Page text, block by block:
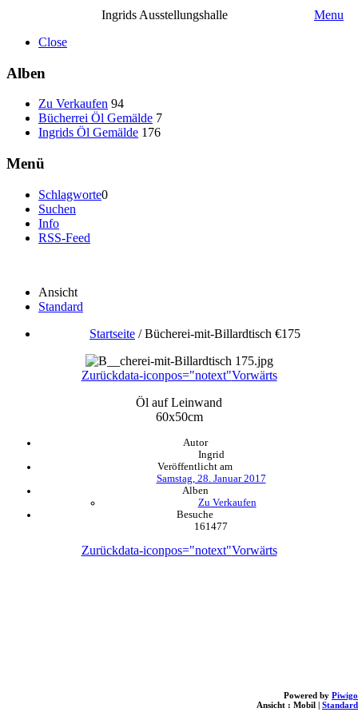
Ingrids Ausstellungshalle
Menu
Close
Alben
Zu Verkaufen 94
Bücherrei Öl Gemälde 7
Ingrids Öl Gemälde 176
Menü
Schlagworte0
Suchen
Info
RSS-Feed
Ansicht
Standard
Startseite /Bücherei-mit-Billardtisch €175
Zurückdata-iconpos="notext"Vorwärts
Öl auf Leinwand
60x50cm
Autor
Ingrid
Veröffentlicht am
Samstag, 28. Januar 2017
Alben
Zu Verkaufen
Besuche
161477
Zurückdata-iconpos="notext"Vorwärts
Powered by Piwigo
Ansicht : Mobil | Standard